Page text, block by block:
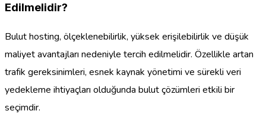
Edilmelidir?
Bulut hosting, ölçeklenebilirlik, yüksek erişilebilirlik ve düşük
maliyet avantajları nedeniyle tercih edilmelidir. Özellikle artan
trafik gereksinimleri, esnek kaynak yönetimi ve sürekli veri
yedekleme ihtiyaçları olduğunda bulut çözümleri etkili bir
seçimdir.